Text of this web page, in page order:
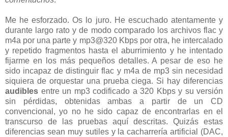
Me he esforzado. Os lo juro. He escuchado atentamente y
durante largo rato y de modo comparado los archivos flac y
m4a por una parte y mp3@320 Kbps por otra, he intercalado
y repetido fragmentos hasta el aburrimiento y he intentado
fijarme en los más pequeños detalles. A pesar de eso he
sido incapaz de distinguir flac y m4a de mp3 sin necesidad
siquiera de orquestar una prueba ciega. Si hay diferencias
audibles entre un mp3 codificado a 320 Kbps y su versión
sin pérdidas, obtenidas ambas a partir de un CD
convencional, yo no he sido capaz de encontrarlas en el
transcurso de las pruebas aquí descritas. Quizás estas
diferencias sean muy sutiles y la cacharrería artificial (DAC,